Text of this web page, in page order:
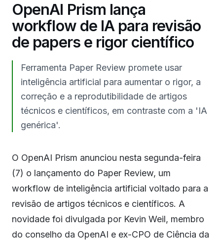
OpenAI Prism lança
workflow de IA para revisão
de papers e rigor científico
Ferramenta Paper Review promete usar
inteligência artificial para aumentar o rigor, a
correção e a reprodutibilidade de artigos
técnicos e científicos, em contraste com a 'IA
genérica'.
O OpenAI Prism anunciou nesta segunda-feira
(7) o lançamento do Paper Review, um
workflow de inteligência artificial voltado para a
revisão de artigos técnicos e científicos. A
novidade foi divulgada por Kevin Weil, membro
do conselho da OpenAI e ex-CPO de Ciência da